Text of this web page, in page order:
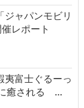
ジャパンモビリ
レポート
夷富士ぐるーっ
癒される …